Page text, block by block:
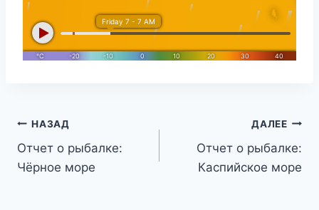
Навигация
по
НАЗАД
Отчет о рыбалке:
Чёрное море
ДАЛЕЕ
Отчет о рыбалке:
Каспийское море